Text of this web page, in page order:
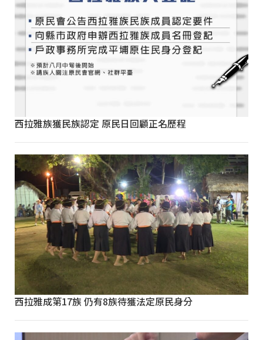
西拉雅族獲民族認定 原民日回顧正名歷程
西拉雅成第17族 仍有8族待獲法定原民身分